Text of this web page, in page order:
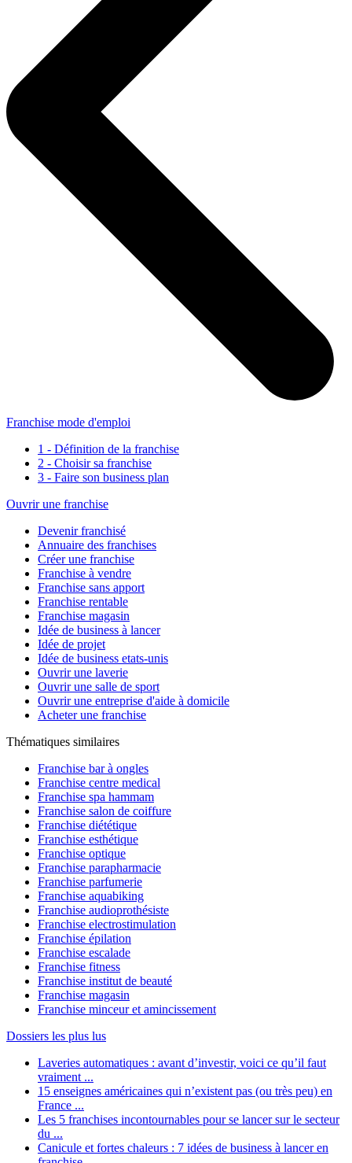
Franchise mode d'emploi
1 - Définition de la franchise
2 - Choisir sa franchise
3 - Faire son business plan
Ouvrir une franchise
Devenir franchisé
Annuaire des franchises
Créer une franchise
Franchise à vendre
Franchise sans apport
Franchise rentable
Franchise magasin
Idée de business à lancer
Idée de projet
Idée de business etats-unis
Ouvrir une laverie
Ouvrir une salle de sport
Ouvrir une entreprise d'aide à domicile
Acheter une franchise
Thématiques similaires
Franchise bar à ongles
Franchise centre medical
Franchise spa hammam
Franchise salon de coiffure
Franchise diététique
Franchise esthétique
Franchise optique
Franchise parapharmacie
Franchise parfumerie
Franchise aquabiking
Franchise audioprothésiste
Franchise electrostimulation
Franchise épilation
Franchise escalade
Franchise fitness
Franchise institut de beauté
Franchise magasin
Franchise minceur et amincissement
Dossiers les plus lus
Laveries automatiques : avant d’investir, voici ce qu’il faut
vraiment ...
15 enseignes américaines qui n’existent pas (ou très peu) en
France ...
Les 5 franchises incontournables pour se lancer sur le secteur
du ...
Canicule et fortes chaleurs : 7 idées de business à lancer en